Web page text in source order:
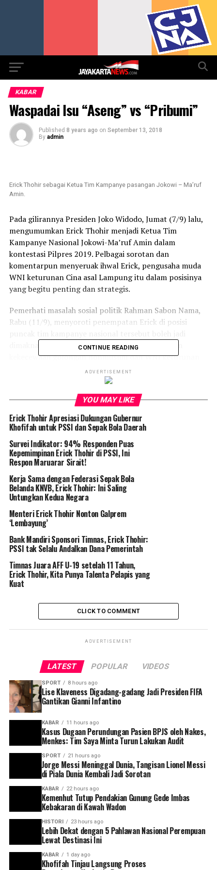
KABAR
Waspadai Isu “Aseng” vs “Pribumi”
Published 8 years ago on September 13, 2018
By admin
Erick Thohir sebagai Ketua Tim Kampanye pasangan Jokowi – Ma’ruf
Amin.
Pada gilirannya Presiden Joko Widodo, Jumat (7/9) lalu,
mengumumkan Erick Thohir menjadi Ketua Tim
Kampanye Nasional Jokowi-Ma’ruf Amin dalam
kontestasi Pilpres 2019. Pelbagai sorotan dan
komentarpun menyeruak ihwal Erick, pengusaha muda
WNI keturunan Cina asal Lampung itu dalam posisinya
yang begitu penting dan strategis.
Pemerhati masalah sosial politik Rahman Sabon Nama,
Rabu (11/9), menyoroti penempatan Erick di posisi
dimaknai sementara pihak bahwa untuk meredam
kekecewaan golongan nonmuslim dan WNI keturunan
China pendukung Ahok Basuki Cahaya Purnama atas
terpilihnya KH. Maruf Amin sebagai Cawapres
pendamping Joko Widodo.
Rahman Sabon Nama
keberadaan Erick sebagai WNI keturunan (Cina) bakal
versus “Probowo-Pribumi”. “Ini bakal mencuat di sela-
sela kampanye, karena UU Pemilu No. 7 Thn 2017
memberi celah pada pihak lawan Jakowi-Ma’ruf untuk
mengkampanyekan isu semacam ini,” katanya.
Oleh karena itu menurut Rahman, sudut pandangnya
dari wawasan ketahanan nasional Erick kurang
menguntungkan bagi masa depan NKRI, maka juru
kampanye tim nasional Jokowi-Ma’ruf sejak dini sudah
harus menyiapkan jurus-jurus kampanye menghadapi isu
politik semacam itu.
Selain isu sosok Erick, kata Rahman, isu imigran gelap
dan tenaga kerja China bakal menjadi isu seksi kampanye
lawan. Bahwa di periode pertama pemerintahan Jokowi,
Indonesia dibanjiri imigran gelap dan tenaga kerja
China, dan proyek-proyek infrastruktur juga dikuasai
oleh investor dari China.
“Di situ tematik kampanyenya adalah: Kalau Jokowi
kembali berkuasa pada periode berikutnya, maka
dominasi aseng akan lebih dahsyat, karena ketua
Timsesnya adalah pengusaha keturunan China,” kata
CONTINUE READING
ADVERTISEMENT
YOU MAY LIKE
Erick Thohir Apresiasi Dukungan Gubernur
Khofifah untuk PSSI dan Sepak Bola Daerah
Survei Indikator: 94% Responden Puas
Kepemimpinan Erick Thohir di PSSI, Ini
Respon Maruarar Sirait!
Kerja Sama dengan Federasi Sepak Bola
Belanda KNVB, Erick Thohir: Ini Saling
Untungkan Kedua Negara
Menteri Erick Thohir Nonton Galprem
‘Lembayung’
Bank Mandiri Sponsori Timnas, Erick Thohir:
PSSI tak Selalu Andalkan Dana Pemerintah
Timnas Juara AFF U-19 setelah 11 Tahun,
Erick Thohir, Kita Punya Talenta Pelapis yang
Kuat
CLICK TO COMMENT
ADVERTISEMENT
LATEST POPULAR VIDEOS
SPORT 8 hours ago
Lise Klaveness Digadang-gadang Jadi Presiden FIFA
Gantikan Gianni Infantino
KABAR 11 hours ago
Kasus Dugaan Perundungan Pasien BPJS oleh Nakes,
Menkes: Tim Saya Minta Turun Lakukan Audit
SPORT 21 hours ago
Jorge Messi Meninggal Dunia, Tangisan Lionel Messi
di Piala Dunia Kembali Jadi Sorotan
KABAR 22 hours ago
Kemenhut Tutup Pendakian Gunung Gede Imbas
Kebakaran di Kawah Wadon
HISTORI 23 hours ago
Lebih Dekat dengan 5 Pahlawan Nasional Perempuan
Lewat Destinasi Ini
KABAR 1 day ago
Khofifah Tinjau Langsung Proses